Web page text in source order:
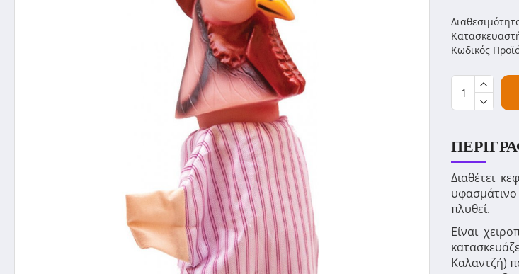
Κωδικός
Διαθέτει
πλυθεί.
Είναι
Καλαντζή)